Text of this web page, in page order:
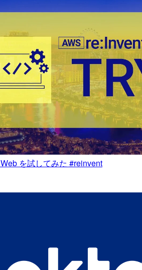
を試してみた #reinvent